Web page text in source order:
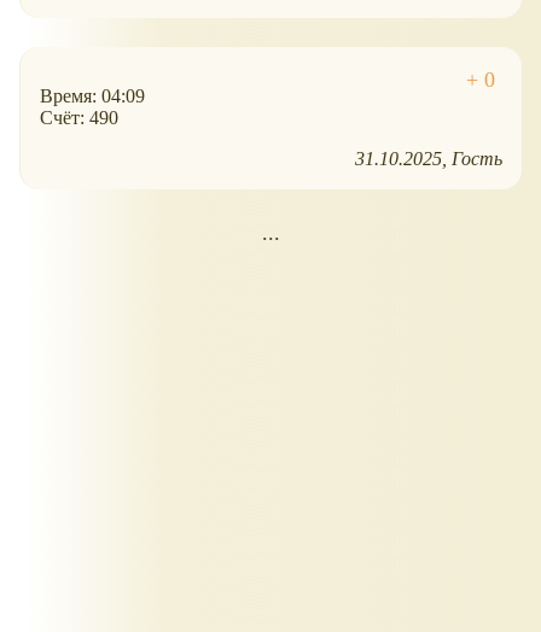
Время: 04:09
Счёт: 490
31.10.2025 Гость
...